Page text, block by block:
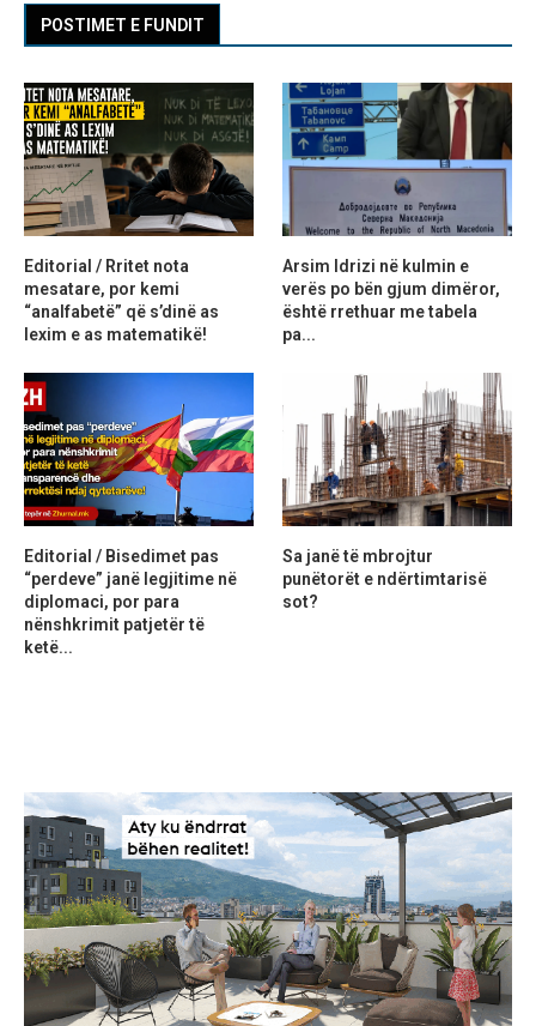
POSTIMET E FUNDIT
Editorial / Rritet nota
mesatare, por kemi
“analfabetë” që s’dinë as
lexim e as matematikë!
Arsim Idrizi në kulmin e
verës po bën gjum dimëror,
është rrethuar me tabela
pa...
Editorial / Bisedimet pas
“perdeve” janë legjitime në
diplomaci, por para
nënshkrimit patjetër të
ketë...
Sa janë të mbrojtur
punëtorët e ndërtimtarisë
sot?